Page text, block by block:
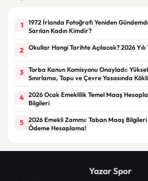
1
1972 İrlanda Fotoğrafı Yeniden
Sarılan Kadın Kimdir?
2 Okullar Hangi Tarihte Açılacak? 2026
3
Torba Kanun Komisyonu Onayladı:
Sınırlama, Tapu ve Çevre Yasasında
4
2026 Ocak Emeklilik Temel Maaş
Bilgileri
5
2026 Emekli Zammı: Taban Maaş
Ödeme Hesaplama!
Yazar Spor